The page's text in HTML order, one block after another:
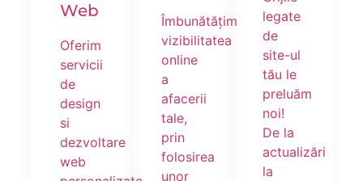
Web
Oferim
servicii
de
design
si
dezvoltare
web
Îmbunătățim
vizibilitatea
online
a
afacerii
tale,
prin
folosirea
unor
legate
de
site-ul
tău le
preluăm
noi!
De la
actualizări
la